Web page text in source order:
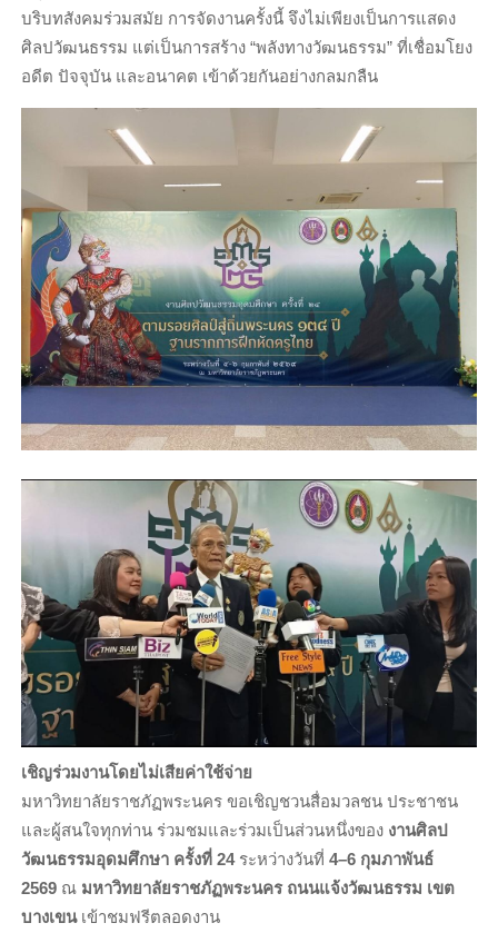
บริบทสังคมร่วมสมัย การจัดงานครั้งนี้ จึงไม่เพียงเป็นการแสดง
ศิลปวัฒนธรรม แต่เป็นการสร้าง “พลังทางวัฒนธรรม” ที่เชื่อมโยง
อดีต ปัจจุบัน และอนาคต เข้าด้วยกันอย่างกลมกลืน
เชิญร่วมงานโดยไม่เสียค่าใช้จ่าย
มหาวิทยาลัยราชภัฏพระนคร ขอเชิญชวนสื่อมวลชน ประชาชน
และผู้สนใจทุกท่าน ร่วมชมและร่วมเป็นส่วนหนึ่งของ งานศิลป
วัฒนธรรมอุดมศึกษา ครั้งที่ 24ระหว่างวันที่ 4–6 กุมภาพันธ์
2569ณ มหาวิทยาลัยราชภัฏพระนคร ถนนแจ้งวัฒนธรรม เขต
บางเขนเข้าชมฟรีตลอดงาน